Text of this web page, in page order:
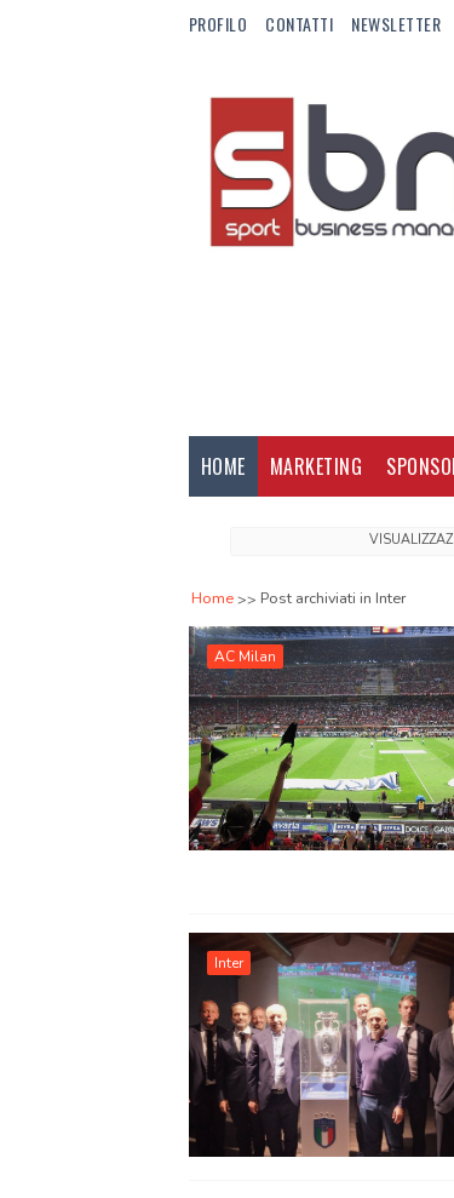
PROFILO CONTATTI NEWSLETTER
HOME MARKETING
Home Post archiviati in Inter
AC Milan
Inter